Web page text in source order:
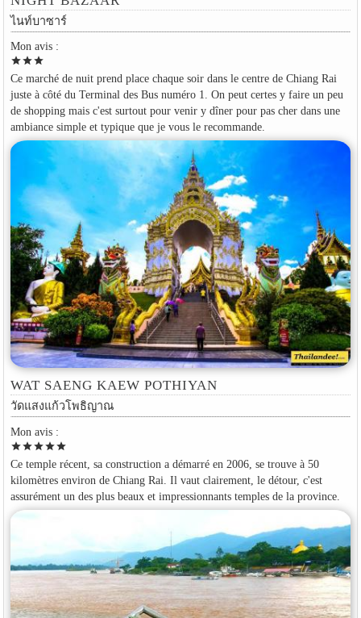
ไนท์บาซาร์
Mon avis :
starstarstar
Ce marché de nuit prend place chaque soir dans le centre de Chiang Rai
juste à côté du Terminal des Bus numéro 1. On peut certes y faire un peu
de shopping mais c'est surtout pour venir y dîner pour pas cher dans une
ambiance simple et typique que je vous le recommande.
WAT SAENG KAEW POTHIYAN
วัดแสงแก้วโพธิญาณ
Mon avis :
starstarstarstarstar
Ce temple récent, sa construction a démarré en 2006, se trouve à 50
kilomètres environ de Chiang Rai. Il vaut clairement, le détour, c'est
assurément un des plus beaux et impressionnants temples de la province.